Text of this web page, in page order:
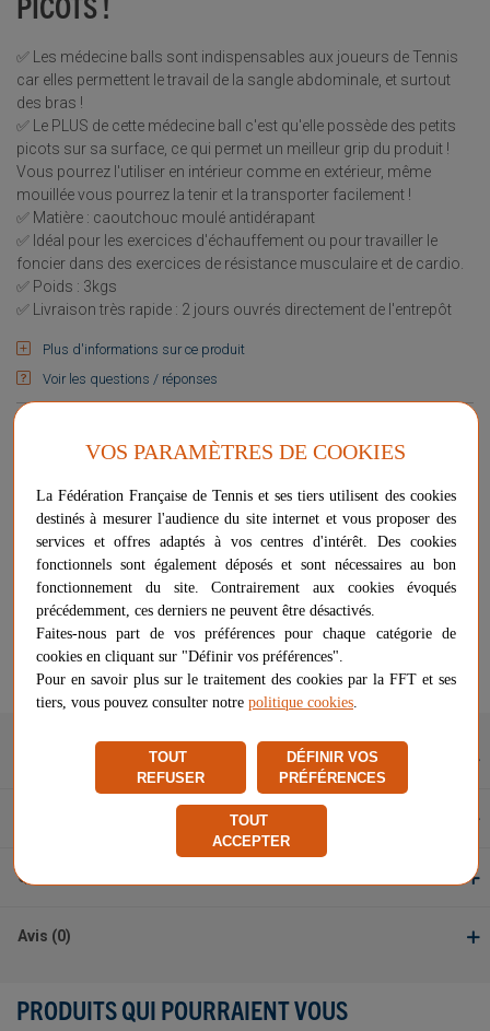
✅ Les médecine balls sont indispensables aux joueurs de Tennis
car elles permettent le travail de la sangle abdominale, et surtout
des bras !
✅ Le PLUS de cette médecine ball c'est qu'elle possède des petits
picots sur sa surface, ce qui permet un meilleur grip du produit !
Vous pourrez l'utiliser en intérieur comme en extérieur, même
mouillée vous pourrez la tenir et la transporter facilement !
✅ Matière : caoutchouc moulé antidérapant
✅ Idéal pour les exercices d'échauffement ou pour travailler le
foncier dans des exercices de résistance musculaire et de cardio.
✅ Poids : 3kgs
✅ Livraison très rapide : 2 jours ouvrés directement de l'entrepôt
Plus d'informations sur ce produit
Voir les questions / réponses
DERNIER ARTICLE EN STOCK
- +
Livraison gratuite
Chez vousentre le 10/08 et le 12/08
Vendu et expédié par Netsportique
★★★★
★★★★
Signaler un problème d'ordre juridique
Questions et réponses
Avis (0)
PRODUITS QUI POURRAIENT VOUS
VOS PARAMÈTRES DE COOKIES
La Fédération Française de Tennis et ses tiers utilisent des cookies
destinés à mesurer l'audience du site internet et vous proposer des
services et offres adaptés à vos centres d'intérêt. Des cookies
fonctionnels sont également déposés et sont nécessaires au bon
fonctionnement du site. Contrairement aux cookies évoqués
précédemment, ces derniers ne peuvent être désactivés.
Faites-nous part de vos préférences pour chaque catégorie de
cookies en cliquant sur "Définir vos préférences".
Pour en savoir plus sur le traitement des cookies par la FFT et ses
tiers, vous pouvez consulter notre politique cookies
TOUT
REFUSER
DÉFINIR VOS
PRÉFÉRENCES
TOUT
ACCEPTER